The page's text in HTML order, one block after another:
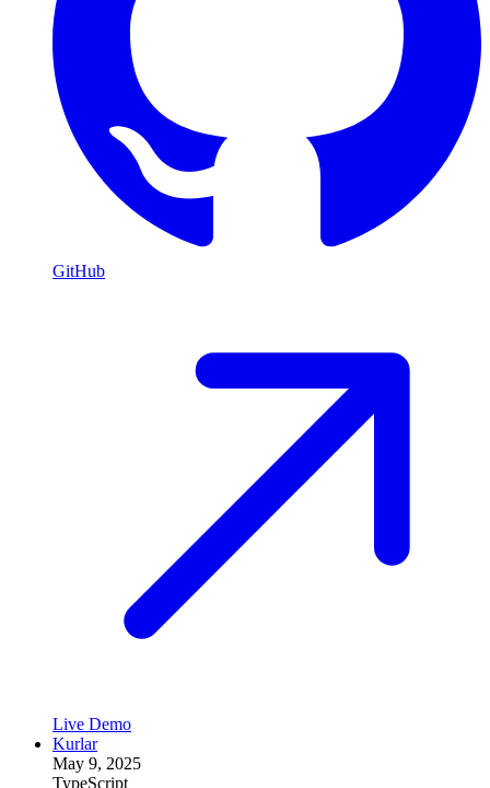
GitHub
Live Demo
Kurlar
May 9, 2025
TypeScript